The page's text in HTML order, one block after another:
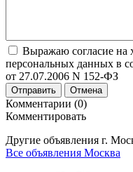
Выражаю согласие на
персональных данных в
от 27.07.2006 N 152-ФЗ
Отправить Отмена
Комментарии (0)
Комментировать
Другие объявления г.
Все объявления Москва